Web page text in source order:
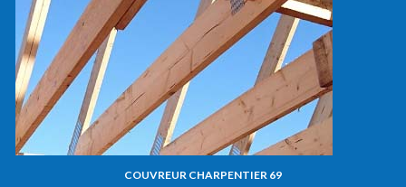
COUVREUR CHARPENTIER 69